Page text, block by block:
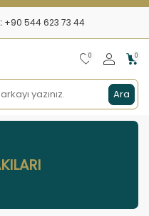
+90 544 623 73 44
Ara
0 0